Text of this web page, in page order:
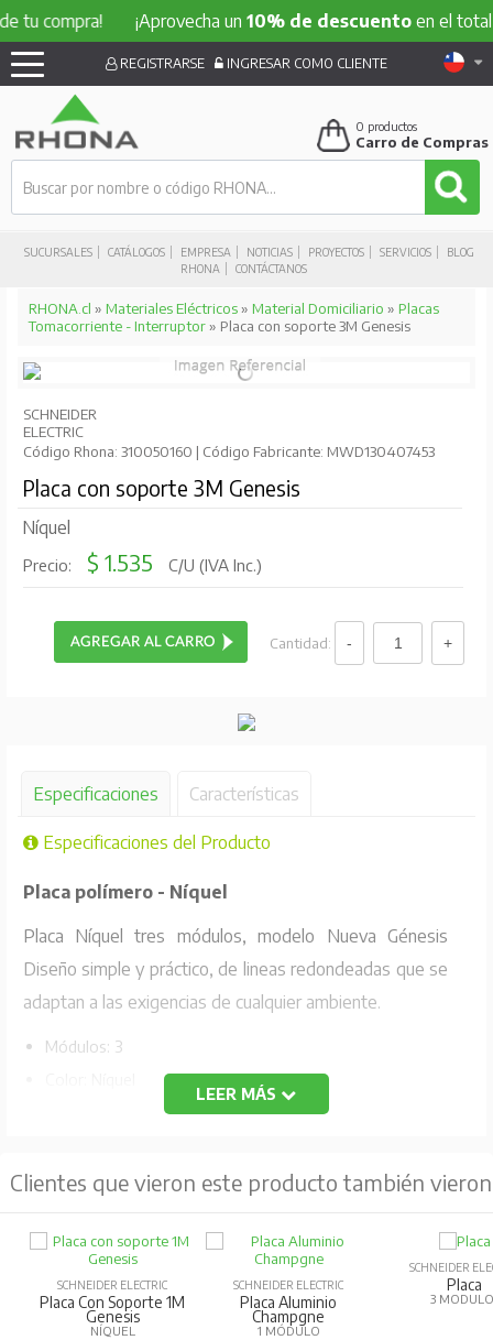
¡Aprovecha un10% de descuentoen el total de tu
SUCURSALES CATÁLOGOS EMPRESA NOTICIAS PROYECTOS SERVICIOS
BLOG
RHONA
CONTÁCTANOS
REGISTRARSE INGRESAR COMO CLIENTE
0 productos
Carro de Compras
RHONA.cl » Materiales Eléctricos» Material Domiciliario » Placas
Tomacorriente - Interruptor» Placa con soporte 3M Genesis
SCHNEIDER
ELECTRIC
Código Rhona: 310050160 | Código Fabricante: MWD130407453
Placa con soporte 3M Genesis
Níquel
Precio: $ 1.535 C/U (IVA Inc.)
Cantidad:
Especificaciones Características
Especificaciones del Producto
Placa polímero - Níquel
Placa Níquel tres módulos, modelo Nueva Génesis
Diseño simple y práctico, de lineas redondeadas que se
adaptan a las exigencias de cualquier ambiente.
Módulos: 3
Código Fabricante: MWD130407453
LEER MÁS
Clientes que vieron este producto también vieron
SCHNEIDER ELECTRIC
Placa Con Soporte 1M
Genesis
NÍQUEL
SCHNEIDER ELECTRIC
Placa Aluminio
Champgne
1 MÓDULO
SCHNEIDER
Placa
3